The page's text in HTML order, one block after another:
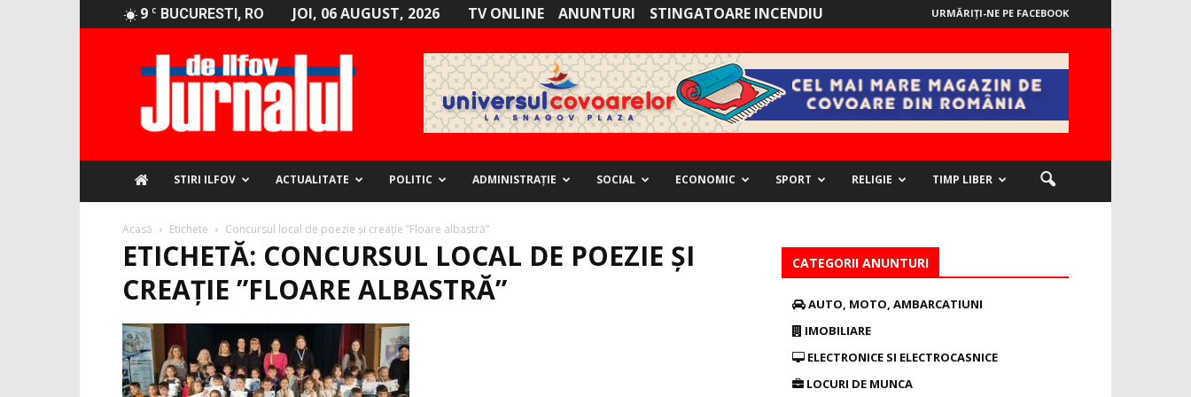
9 C BUCURESTI, RO JOI, 06 AUGUST, 2026 TV ONLINE ANUNTURI STINGATOARE INCENDIU URMĂRIȚI-NE PE FACEBOOK
STIRI ILFOV ACTUALITATE POLITIC ADMINISTRAȚIE SOCIAL ECONOMIC SPORT RELIGIE TIMP LIBER
Acasă Etichete Concursul local de poezie și creație ”Floare albastră”
ETICHETĂ: CONCURSUL LOCAL DE POEZIE ȘI
CREAȚIE ”FLOARE ALBASTRĂ”
CATEGORII ANUNTURI
AUTO, MOTO, AMBARCATIUNI
IMOBILIARE
ELECTRONICE SI ELECTROCASNICE
LOCURI DE MUNCA